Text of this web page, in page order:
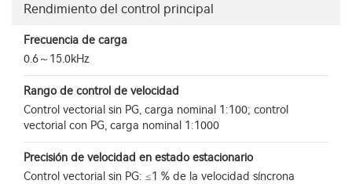
Rendimiento del control principal
Frecuencia de carga
0.6～15.0kHz
Rango de control de velocidad
Control vectorial sin PG, carga nominal 1:100; control
vectorial con PG, carga nominal 1:1000
Precisión de velocidad en estado estacionario
Control vectorial sin PG: ≤1 % de la velocidad síncrona